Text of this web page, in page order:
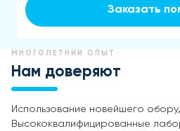
Заказать
МНОГОЛЕТНИЙ ОПЫТ
Нам доверяют
Использование новейшего
Высококвалифицированные